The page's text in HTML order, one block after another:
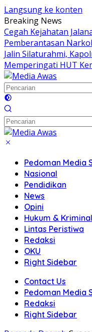
Langsung ke konten
Breaking News
Cegah Kejahatan
Pemberantasan
Jalin Silaturahmi,
Memperingati HUT
Pedoman Media
Nasional
Pendidikan
News
Opini
Hukum & Kriminal
Lintas Peristiwa
Redaksi
OKU
Right Sidebar
Contact Us
Pedoman Media
Redaksi
Right Sidebar